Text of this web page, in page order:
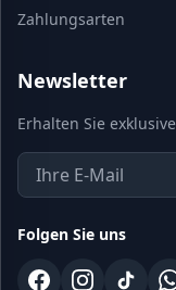
Zahlungsarten
Newsletter
Erhalten Sie
Folgen Sie uns